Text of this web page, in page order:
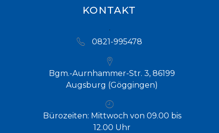
KONTAKT
0821-995478
Bgm.-Aurnhammer-Str. 3, 86199
Augsburg (Göggingen)
Bürozeiten: Mittwoch von 09.00 bis
12.00 Uhr